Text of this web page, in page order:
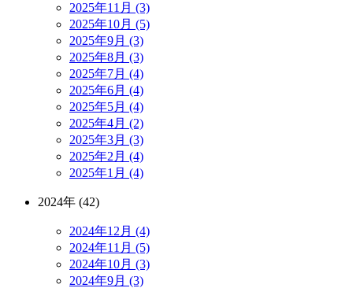
2025年11月 (3)
2025年10月 (5)
2025年9月 (3)
2025年8月 (3)
2025年7月 (4)
2025年6月 (4)
2025年5月 (4)
2025年4月 (2)
2025年3月 (3)
2025年2月 (4)
2025年1月 (4)
2024年 (42)
2024年12月 (4)
2024年11月 (5)
2024年10月 (3)
2024年9月 (3)